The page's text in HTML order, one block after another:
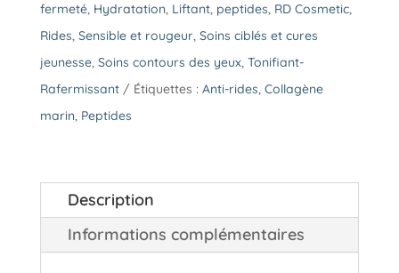
Gel
régénérant
anti-
âge
Derma
fermeté, Hydratation, Liftant, peptides, RD Cosmetic,
Rides, Sensible et rougeur, Soins ciblés et cures
jeunesse, Soins contours des yeux, Tonifiant-
Rafermissant
Étiquettes : Anti-rides, Collagène
marin, Peptides
Description
Informations complémentaires